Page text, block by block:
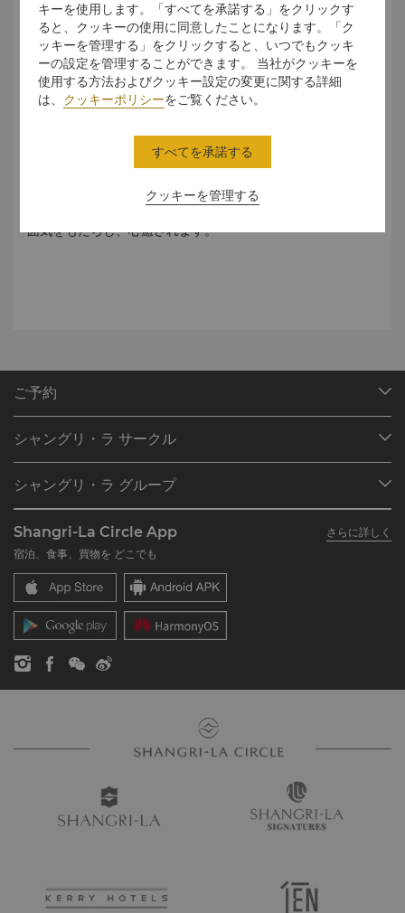
ホテル一階フロアのロビーのティーハウスは、アフタヌーン
です。壁には壮大なウォーターカーテンが設置されており、
囲気をもたらし、心癒されます。
ご予約
ご予約の検索
レストラン＆バー
シャングリ・ラ サークル
シャングリ・ラ サークルに入会
よくあるお問合せや質問
SLCに関するお問い合わせ
シャングリ・ラ グループ
シャングリ・ラ ブランド
シャングリ・ラ センター
レジデンス
お問い合わせ
採用情報
企業の社会的責任
ニュース
Shangri-La Circle App
さらに詳しく
宿泊、食事、買物を どこでも
キーを使用します。「すべてを承諾する」をクリックす
ると、クッキーの使用に同意したことになります。「ク
ッキーを管理する」をクリックすると、いつでもクッキ
ーの設定を管理することができます。 当社がクッキーを
使用する方法およびクッキー設定の変更に関する詳細
は、 クッキーポリシーをご覧ください。
クッキーを管理する
すべてを承諾する